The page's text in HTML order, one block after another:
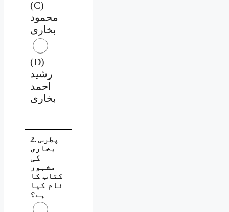
(C)
محمود
بخاری
(D)
رشید
احمد
بخاری
2. پطرس
بخاری
کی
مشہور
کتاب کا
نام کیا
ہے؟